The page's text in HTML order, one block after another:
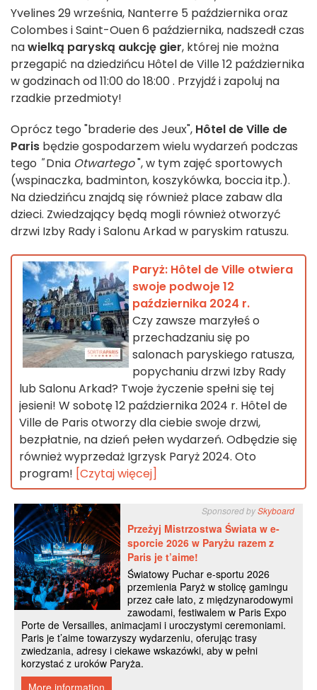
Yvelines 29 września, Nanterre 5 października oraz
Colombes i Saint-Ouen 6 października, nadszedł czas
nawielką paryską aukcję gier, której nie można
przegapić na dziedzińcu Hôtel de Ville 12 października
w godzinach od 11:00 do 18:00 . Przyjdź i zapoluj na
rzadkie przedmioty!
Oprócz tego "braderie des Jeux", Hôtel de Ville de
Paris będzie gospodarzem wielu wydarzeń podczas
tego "Dnia Otwartego", w tym zajęć sportowych
(wspinaczka, badminton, koszykówka, boccia itp.).
Na dziedzińcu znajdą się również place zabaw dla
dzieci. Zwiedzający będą mogli również otworzyć
drzwi Izby Rady i Salonu Arkad w paryskim ratuszu.
Paryż: Hôtel de Ville otwiera
swoje podwoje 12
października 2024 r.
Czy zawsze marzyłeś o
przechadzaniu się po
salonach paryskiego ratusza,
popychaniu drzwi Izby Rady
lub Salonu Arkad? Twoje życzenie spełni się tej
jesieni! W sobotę 12 października 2024 r. Hôtel de
Ville de Paris otworzy dla ciebie swoje drzwi,
bezpłatnie, na dzień pełen wydarzeń. Odbędzie się
również wyprzedaż Igrzysk Paryż 2024. Oto
program! [Czytaj więcej]